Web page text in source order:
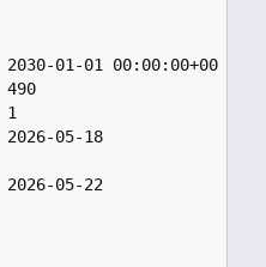
01-01 00:00:00+00
05-18
05-22